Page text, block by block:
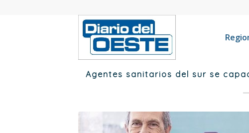
Agentes sanitarios del sur se